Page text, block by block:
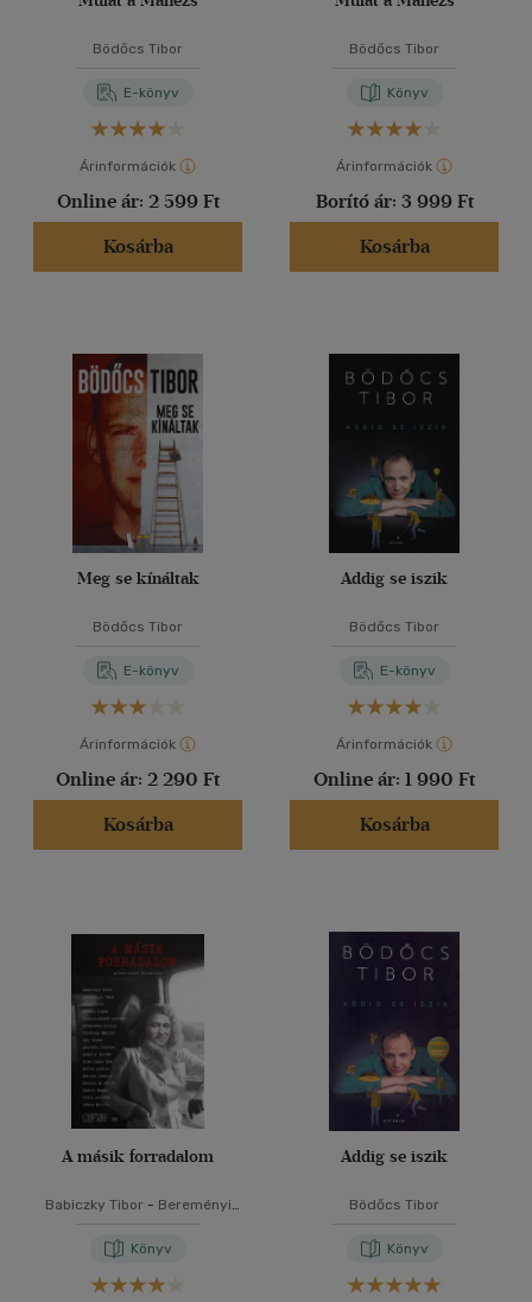
Bödőcs Tibor
E-könyv
Árinformációk
Online ár: 2 599 Ft
Kosárba
Bödőcs Tibor
Könyv
Árinformációk
Borító ár: 3 999 Ft
Kosárba
Meg se kínáltak
Bödőcs Tibor
E-könyv
Árinformációk
Online ár: 2 290 Ft
Kosárba
Addig se iszik
Bödőcs Tibor
E-könyv
Árinformációk
Online ár: 1 990 Ft
Kosárba
A másik forradalom
Babiczky Tibor - Bereményi
Cserna-Szabó András
Dragomán György
Gerlóczy Márton-Háy János
Könyv
Addig se iszik
Bödőcs Tibor
Könyv